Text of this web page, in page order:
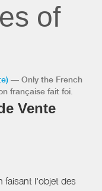
of
— Only the French
française fait foi.
Vente
faisant l'objet des